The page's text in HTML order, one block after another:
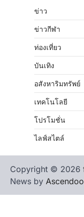
ข่าว
ข่าวกีฬา
ท่องเที่ยว
บันเทิง
อสังหาริมทรัพย์
เทคโนโลยี
โปรโมชั่น
ไลฟ์สไตล์
Copyright © 2026
News by